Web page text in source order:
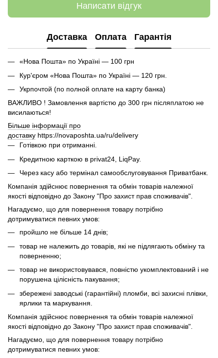
Написати відгук
Доставка Оплата Гарантія
«Нова Пошта» по Україні — 100 грн
Кур'єром «Нова Пошта» по Україні — 120 грн.
Укрпочтой (по полной оплате на карту банка)
ВАЖЛИВО ! Замовлення вартістю до 300 грн післяплатою не
висилаються!
Більше інформації про
доставку https://novaposhta.ua/ru/delivery
Готівкою при отриманні.
Кредитною карткою в privat24, LiqPay.
Через касу або термінал самообслуговування Приватбанк.
Компанія здійснює повернення та обмін товарів належної
якості відповідно до Закону "Про захист прав споживачів".
Нагадуємо, що для повернення товару потрібно
дотримуватися певних умов:
пройшло не більше 14 днів;
товар не належить до товарів, які не підлягають обміну та
поверненню;
товар не використовувався, повністю укомплектований і не
порушена цілісність пакування;
збережені заводські (гарантійні) пломби, всі захисні плівки,
ярлики та маркування.
Компанія здійснює повернення та обмін товарів належної
якості відповідно до Закону "Про захист прав споживачів".
Нагадуємо, що для повернення товару потрібно
дотримуватися певних умов: